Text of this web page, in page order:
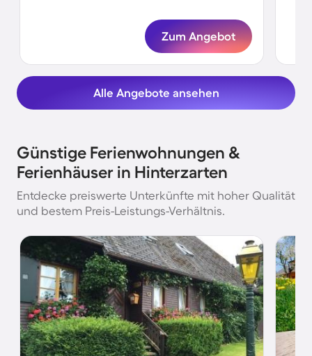
Zum Angebot
Alle Angebote ansehen
Günstige Ferienwohnungen &
Ferienhäuser in Hinterzarten
Entdecke preiswerte Unterkünfte mit hoher Qualität
und bestem Preis-Leistungs-Verhältnis.